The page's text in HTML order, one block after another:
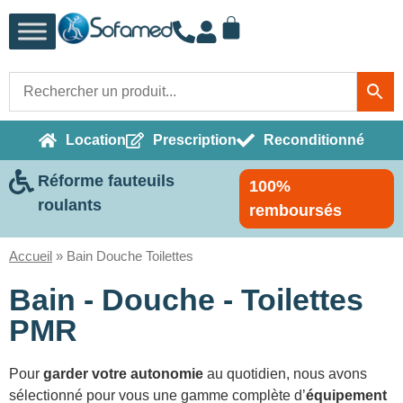
Location Prescription Reconditionné
Réforme fauteuils
roulants
100%
remboursés
Accueil » Bain Douche Toilettes
Bain - Douche - Toilettes
PMR
Pour garder votre autonomie au quotidien, nous avons
sélectionné pour vous une gamme complète d’équipement